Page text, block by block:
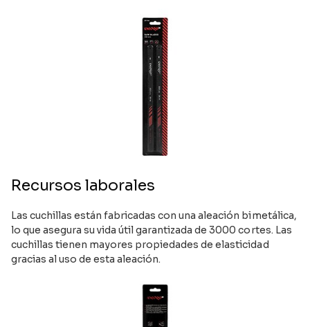
Recursos laborales
Las cuchillas están fabricadas con una aleación bimetálica,
lo que asegura su vida útil garantizada de 3000 cortes. Las
cuchillas tienen mayores propiedades de elasticidad
gracias al uso de esta aleación.